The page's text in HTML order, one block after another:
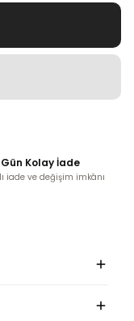
Gün Kolay İade
iade ve değişim imkânı